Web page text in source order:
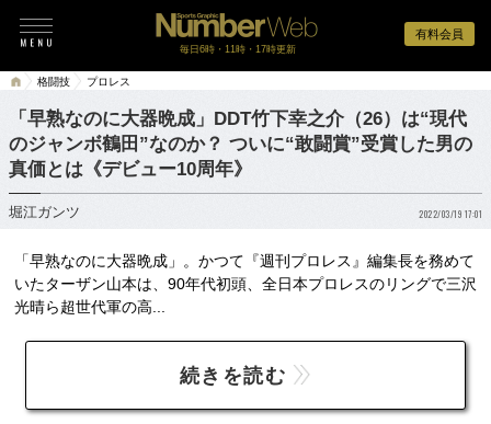
有料会員
毎日6時・11時・17時更新
格闘技 プロレス
「早熟なのに大器晩成」DDT竹下幸之介（26）は“現代
のジャンボ鶴田”なのか？ ついに“敢闘賞”受賞した男の
真価とは《デビュー10周年》
堀江ガンツ 2022/03/19 17:01
「早熟なのに大器晩成」。かつて『週刊プロレス』編集長を務めて
いたターザン山本は、90年代初頭、全日本プロレスのリングで三沢
光晴ら超世代軍の高...
続きを読む